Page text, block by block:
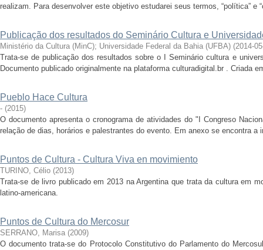
realizam. Para desenvolver este objetivo estudarei seus termos, “política” e
Publicação dos resultados do Seminário Cultura e
Ministério da Cultura (MinC); Universidade Federal da Bahia (UFBA) (2014-
Trata-se de publicação dos resultados sobre o I Seminário cultura e
Documento publicado originalmente na plataforma culturadigital.br . Criada
Pueblo Hace Cultura
- (2015)
O documento apresenta o cronograma de atividades do "I Congreso
relação de dias, horários e palestrantes do evento. Em anexo se encontra a
Puntos de Cultura - Cultura Viva en movimiento
TURINO, Célio (2013)
Trata-se de livro publicado em 2013 na Argentina que trata da cultura em
latino-americana.
Puntos de Cultura do Mercosur
SERRANO, Marisa (2009)
O documento trata-se do Protocolo Constitutivo do Parlamento do